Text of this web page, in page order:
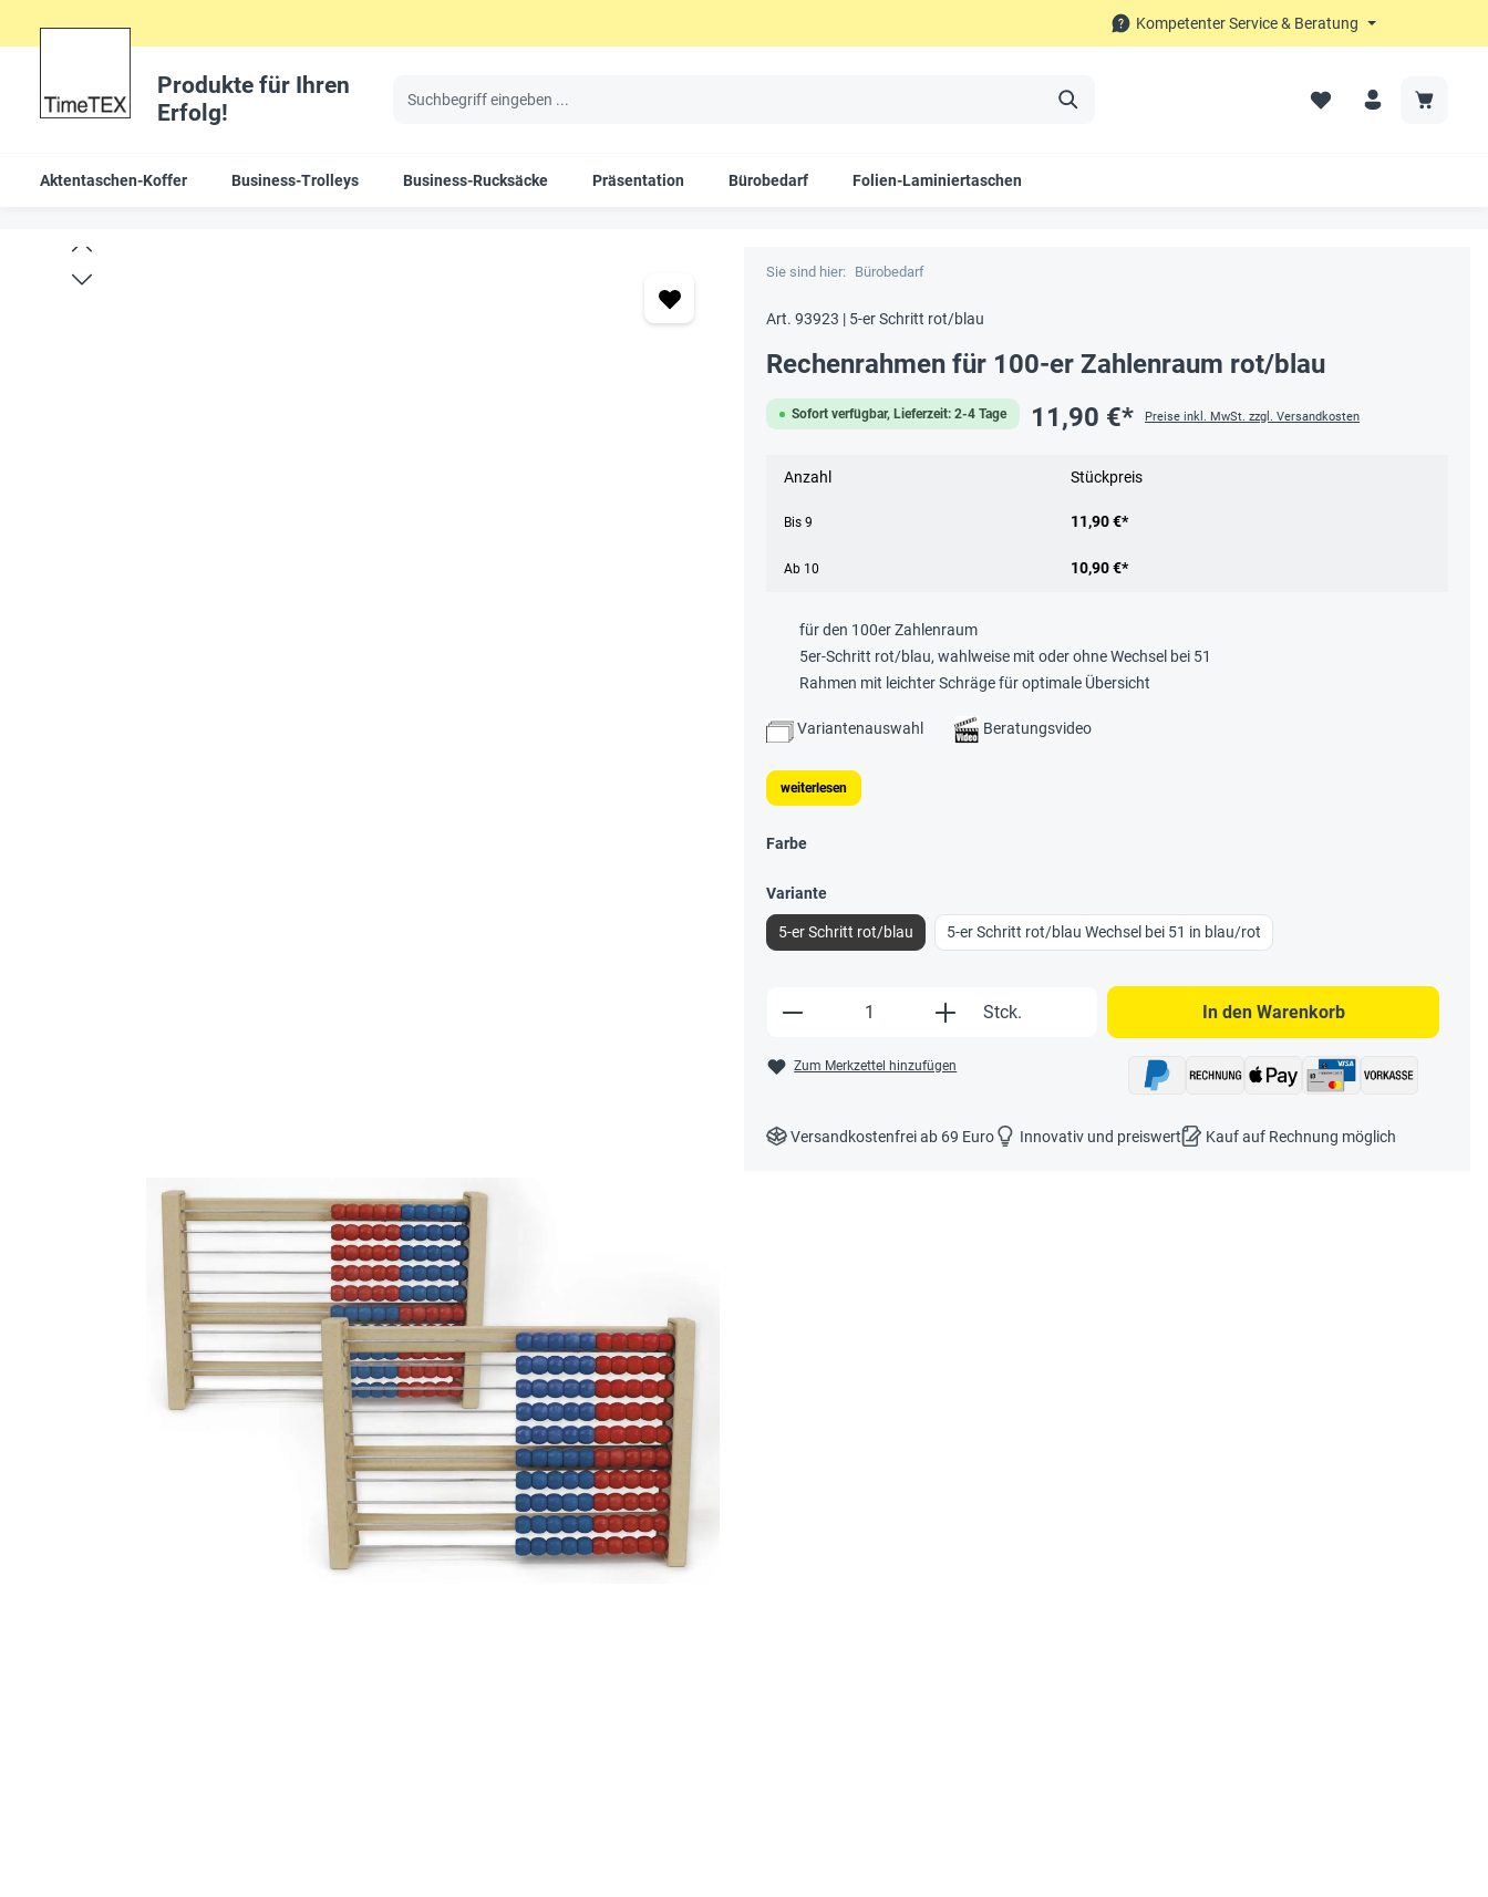
Kompetenter Service & Beratung
Produkte für Ihren
Erfolg!
Aktentaschen-Koffer Business-Trolleys Business-Rucksäcke Präsentation Bürobedarf Folien-Laminiertaschen
Sie sind hier: Bürobedarf
Art. 93923 | 5-er Schritt rot/blau
Rechenrahmen für 100-er Zahlenraum rot/blau
Sofort verfügbar, Lieferzeit: 2-4 Tage 11,90 €* Preise inkl. MwSt. zzgl. Versandkosten
Anzahl Stückpreis
Bis 9 11,90 €*
Ab 10 10,90 €*
für den 100er Zahlenraum
5er-Schritt rot/blau, wahlweise mit oder ohne Wechsel bei 51
Rahmen mit leichter Schräge für optimale Übersicht
Variantenauswahl Beratungsvideo
weiterlesen
Farbe
Variante
5-er Schritt rot/blau 5-er Schritt rot/blau Wechsel bei 51 in blau/rot
Produkt Anzahl: Gib den gewünschten Wert ein oder
Stck.
Zum Merkzettel hinzufügen
In den Warenkorb
Versandkostenfrei ab 69 Euro Innovativ und preiswert Kauf auf Rechnung möglich